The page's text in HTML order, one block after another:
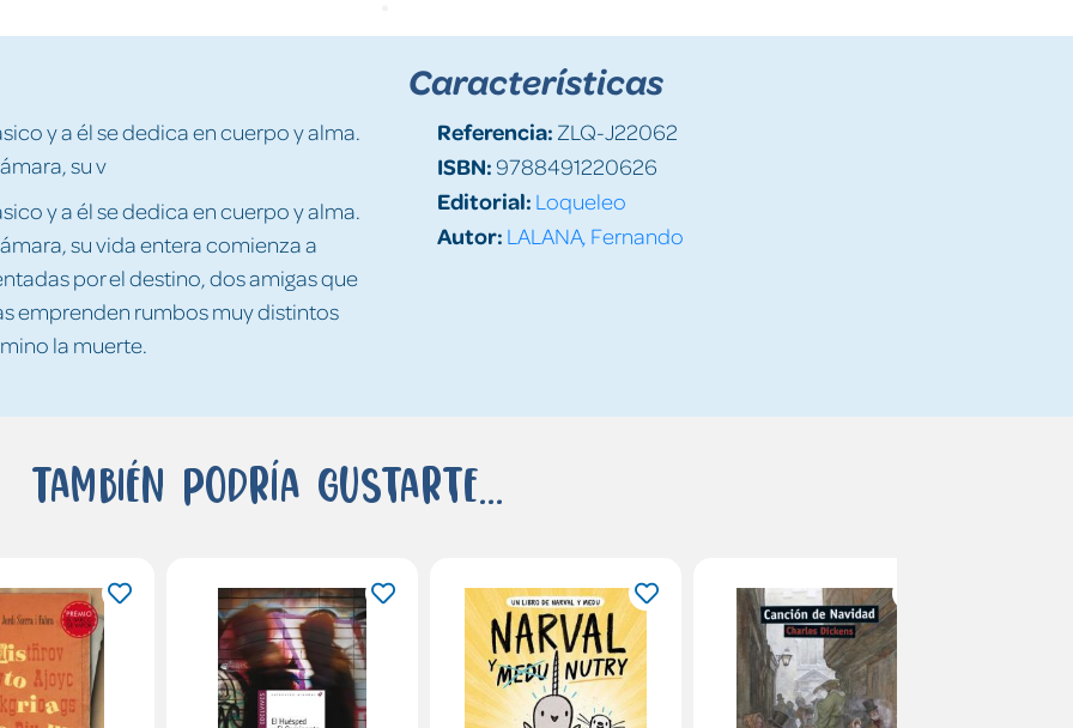
y a él se dedica en cuerpo y alma.
su v
y a él se dedica en cuerpo y alma.
su vida entera comienza a
por el destino, dos amigas que
emprenden rumbos muy distintos
la muerte.
Características
Referencia: ZLQ-J22062
ISBN:9788491220626
Editorial: Loqueleo
Autor: LALANA, Fernando
También podría gustarte...